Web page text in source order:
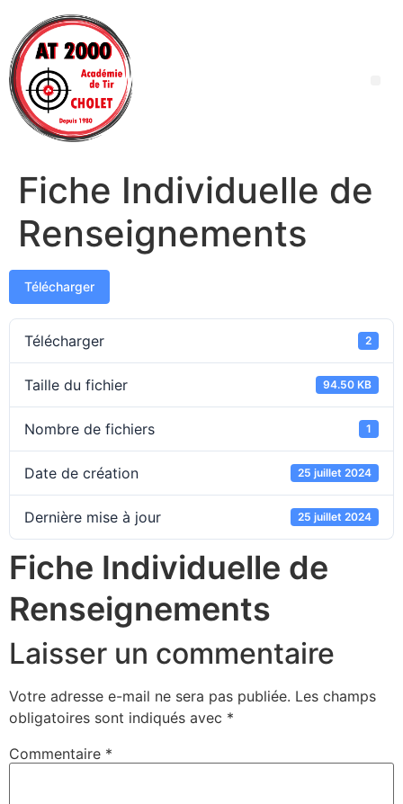
Fiche Individuelle de
Renseignements
Télécharger
Télécharger 2
Taille du fichier 94.50 KB
Nombre de fichiers 1
Date de création 25 juillet 2024
Dernière mise à jour 25 juillet 2024
Fiche Individuelle de
Renseignements
Laisser un commentaire
Votre adresse e-mail ne sera pas publiée. Les champs
obligatoires sont indiqués avec *
Commentaire *